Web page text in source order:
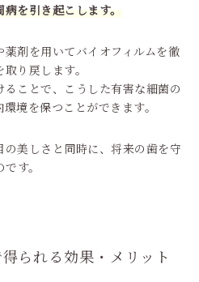
を引き起こします。
剤を用いてバイオフィルムを徹
り戻します。
ことで、こうした有害な細菌の
境を保つことができます。
美しさと同時に、将来の歯を守
す。
られる効果・メリット